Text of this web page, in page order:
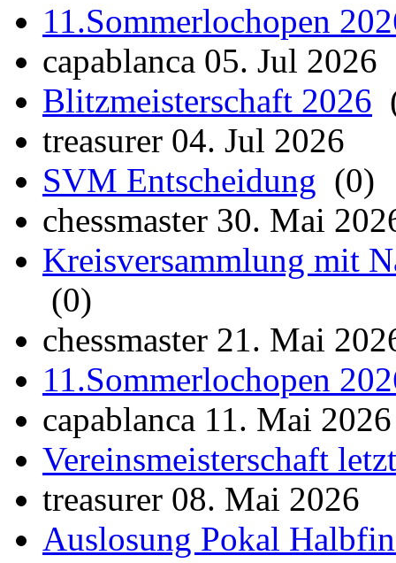
11.Sommerlochopen
capablanca 05. Jul 2026
Blitzmeisterschaft 2026
treasurer 04. Jul 2026
SVM Entscheidung (0)
chessmaster 30. Mai
Kreisversammlung mit
(0)
chessmaster 21. Mai
11.Sommerlochopen
capablanca 11. Mai 2026
Vereinsmeisterschaft
treasurer 08. Mai 2026
Auslosung Pokal